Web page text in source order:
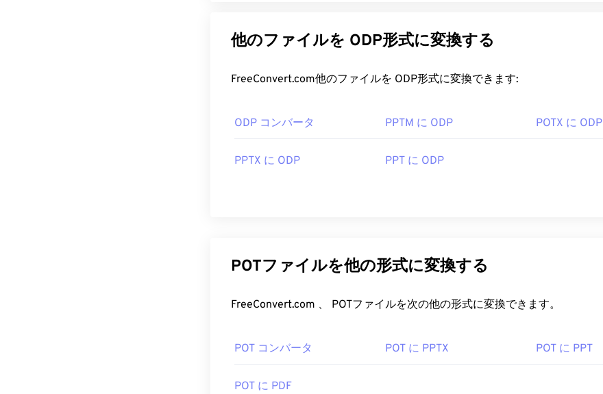
他のファイルを ODP形式に変換する
FreeConvert.com他のファイルを ODP形式に変換できます:
ODP コンバータ PPTM に ODP POTX に ODP
PPTX に ODP PPT に ODP
POTファイルを他の形式に変換する
FreeConvert.com 、 POTファイルを次の他の形式に変換できます。
POT コンバータ POT に PPTX POT に PPT
POT に PDF